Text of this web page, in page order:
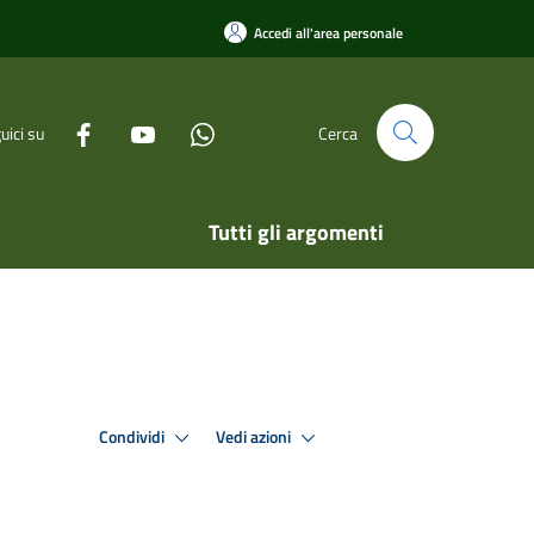
Accedi all'area personale
su Cerca
Tutti gli argomenti
Condividi Vedi azioni